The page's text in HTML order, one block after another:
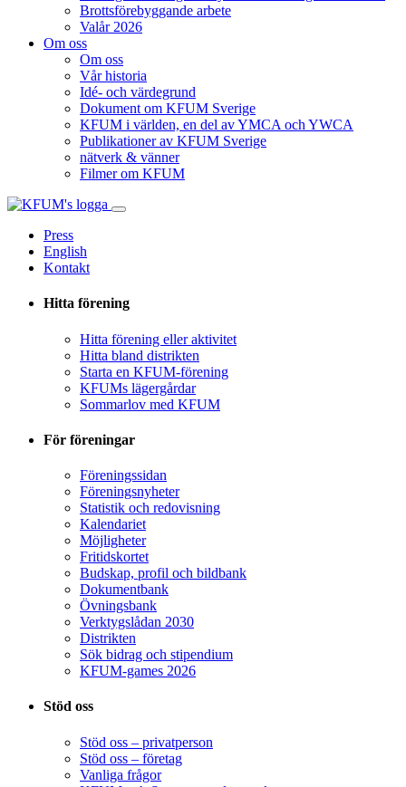
Brottsförebyggande arbete
Valår 2026
Om oss
Om oss
Vår historia
Idé- och värdegrund
Dokument om KFUM Sverige
KFUM i världen, en del av YMCA och YWCA
Publikationer av KFUM Sverige
nätverk & vänner
Filmer om KFUM
Press
English
Kontakt
Hitta förening
Hitta förening eller aktivitet
Hitta bland distrikten
Starta en KFUM-förening
KFUMs lägergårdar
Sommarlov med KFUM
För föreningar
Föreningssidan
Föreningsnyheter
Statistik och redovisning
Kalendariet
Möjligheter
Fritidskortet
Budskap, profil och bildbank
Dokumentbank
Övningsbank
Verktygslådan 2030
Distrikten
Sök bidrag och stipendium
KFUM-games 2026
Stöd oss
Stöd oss – privatperson
Stöd oss – företag
Vanliga frågor